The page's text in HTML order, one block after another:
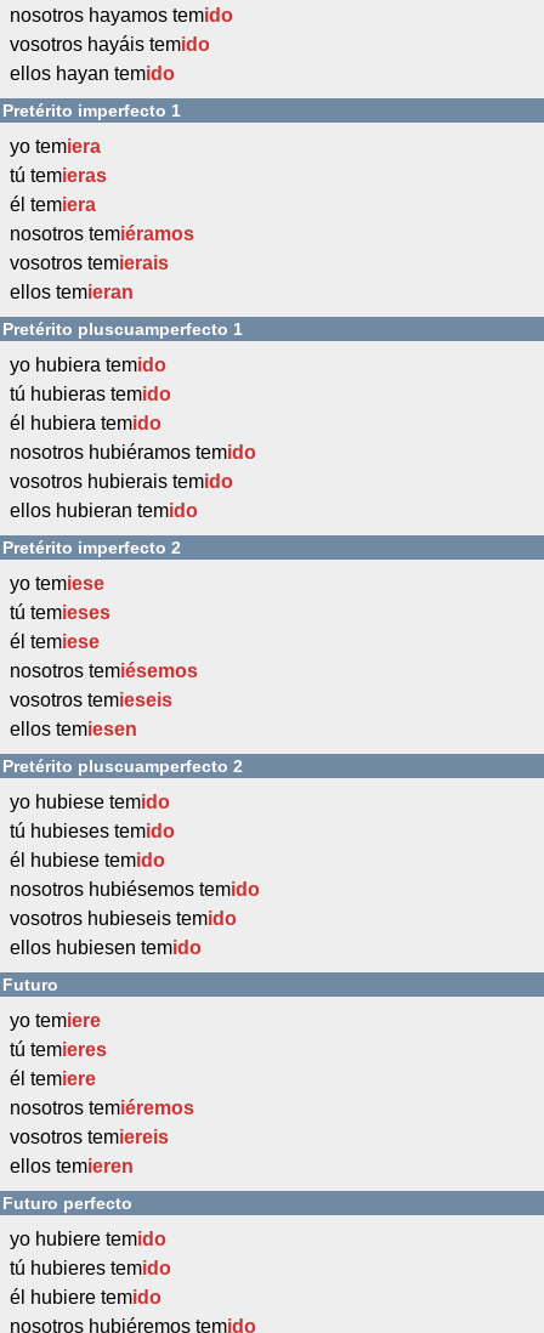
nosotros hayamos temido
vosotros hayáis temido
ellos hayan temido
Pretérito imperfecto 1
yo temiera
tú temieras
él temiera
nosotros temiéramos
vosotros temierais
ellos temieran
Pretérito pluscuamperfecto 1
yo hubiera temido
tú hubieras temido
él hubiera temido
nosotros hubiéramos temido
vosotros hubierais temido
ellos hubieran temido
Pretérito imperfecto 2
yo temiese
tú temieses
él temiese
nosotros temiésemos
vosotros temieseis
ellos temiesen
Pretérito pluscuamperfecto 2
yo hubiese temido
tú hubieses temido
él hubiese temido
nosotros hubiésemos temido
vosotros hubieseis temido
ellos hubiesen temido
Futuro
yo temiere
tú temieres
él temiere
nosotros temiéremos
vosotros temiereis
ellos temieren
Futuro perfecto
yo hubiere temido
tú hubieres temido
él hubiere temido
nosotros hubiéremos temido